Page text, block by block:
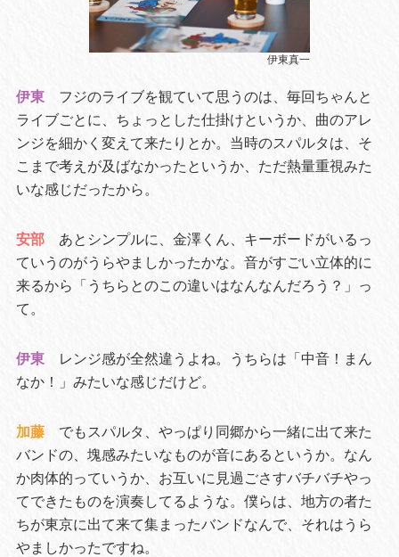
伊東真一
伊東
フジのライブを観ていて思うのは、毎回ちゃんと
ライブごとに、ちょっとした仕掛けというか、曲のアレ
ンジを細かく変えて来たりとか。当時のスパルタは、そ
こまで考えが及ばなかったというか、ただ熱量重視みた
いな感じだったから。
安部
あとシンプルに、金澤くん、キーボードがいるっ
ていうのがうらやましかったかな。音がすごい立体的に
来るから「うちらとのこの違いはなんなんだろう？」っ
て。
伊東
レンジ感が全然違うよね。うちらは「中音！まん
なか！」みたいな感じだけど。
加藤
でもスパルタ、やっぱり同郷から一緒に出て来た
バンドの、塊感みたいなものが音にあるというか。なん
か肉体的っていうか、お互いに見過ごさすバチバチやっ
てできたものを演奏してるような。僕らは、地方の者た
ちが東京に出て来て集まったバンドなんで、それはうら
やましかったですね。